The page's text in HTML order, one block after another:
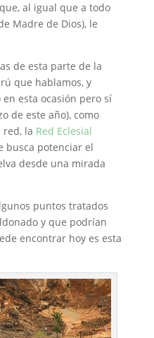
al igual que a todo
Madre de Dios), le
de esta parte de la
que hablamos, y
esta ocasión pero sí
de este año), como
la Red Eclesial
busca potenciar el
desde una mirada
puntos tratados
y que podrían
encontrar hoy es esta